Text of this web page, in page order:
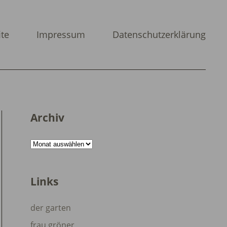
Impressum Datenschutzerklärung
Archiv
Archiv
Links
der garten